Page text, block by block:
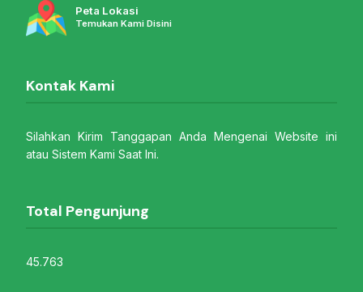
Peta Lokasi
Temukan Kami Disini
Kontak Kami
Silahkan Kirim Tanggapan Anda Mengenai Website ini
atau Sistem Kami Saat Ini.
Total Pengunjung
45.763